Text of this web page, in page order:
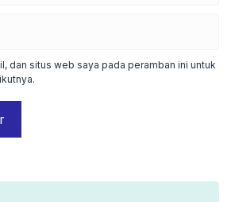
dan situs web saya pada peramban ini untuk